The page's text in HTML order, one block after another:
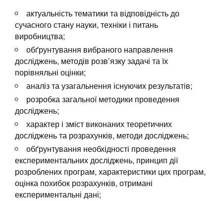
актуальність тематики та відповідність до
сучасного стану науки, техніки і питань
виробництва;
обґрунтування вибраного направлення
досліджень, методів розв’язку задачі та їх
порівняльні оцінки;
аналіз та узагальнення існуючих результатів;
розробка загальної методики проведення
досліджень;
характер і зміст виконаних теоретичних
досліджень та розрахунків, методи досліджень;
обґрунтування необхідності проведення
експериментальних досліджень, принцип дії
розроблених програм, характеристики цих програм,
оцінка похибок розрахунків, отримані
експериментальні дані;